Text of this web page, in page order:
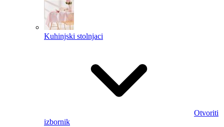
Kuhinjski stolnjaci
Otvoriti
izbornik